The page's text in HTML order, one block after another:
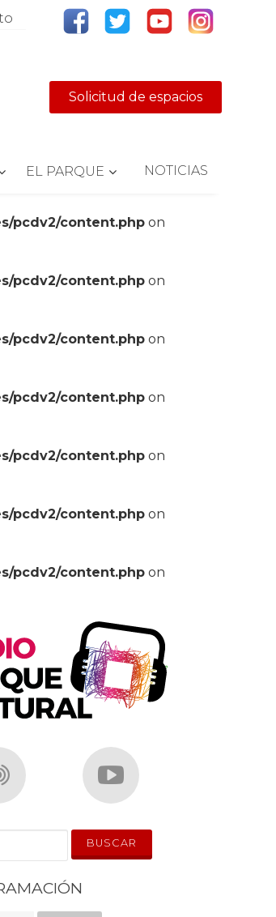
Solicitud de espacios
EL PARQUE NOTICIAS
pcdv2/content.php on
pcdv2/content.php on
pcdv2/content.php on
pcdv2/content.php on
pcdv2/content.php on
pcdv2/content.php on
pcdv2/content.php on
for:') . '